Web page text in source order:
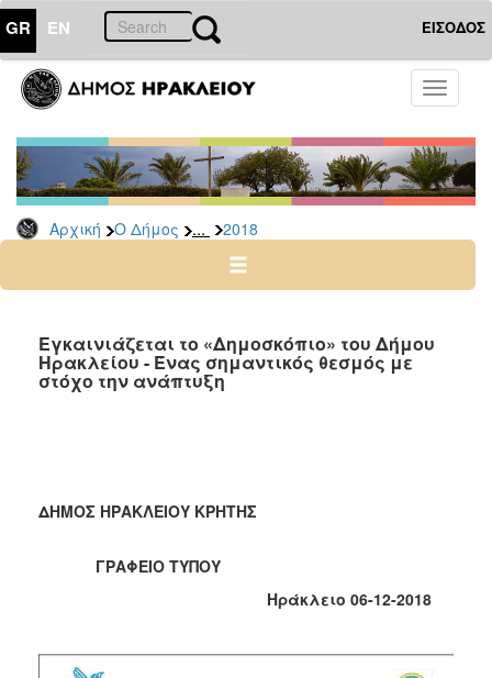
GR EN ΕΙΣΟΔΟΣ
Toggle
Αρχική Ο Δήμος ... 2018
ΔΗΜΟΣ
Δελτία
Τύπου
Αρχείο
2026
2024
2022
2021
2016
2012
Εγκαινιάζεται το «Δημοσκόπιο» του Δήμου
Ηρακλείου - Ένας σημαντικός θεσμός με
στόχο την ανάπτυξη
ΔΗΜΟΣ ΗΡΑΚΛΕΙΟΥ ΚΡΗΤΗΣ
ΓΡΑΦΕΙΟ ΤΥΠΟΥ
Ηράκλειο 06-12-2018